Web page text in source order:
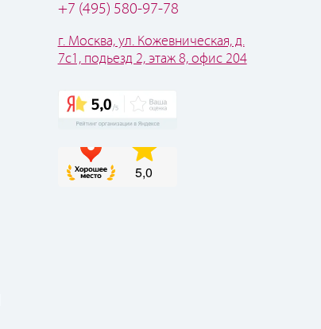
+7 (495) 580-97-78
г. Москва, ул. Кожевническая, д.
7с1, подьезд 2, этаж 8, офис 204